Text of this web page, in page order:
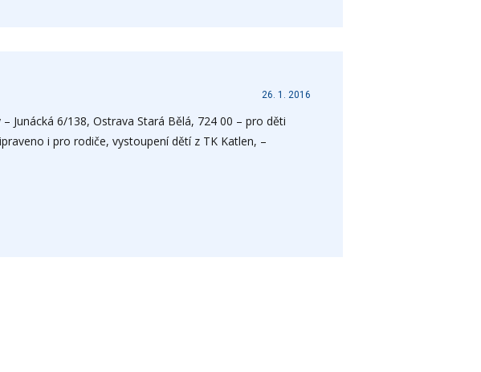
26. 1. 2016
Junácká 6/138, Ostrava Stará Bělá, 724 00 – pro děti
i pro rodiče, vystoupení dětí z TK Katlen, –